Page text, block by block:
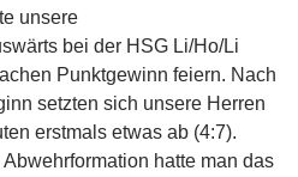
unsere
bei der HSG Li/Ho/Li
Punktgewinn feiern. Nach
setzten sich unsere Herren
erstmals etwas ab (4:7).
hatte man das